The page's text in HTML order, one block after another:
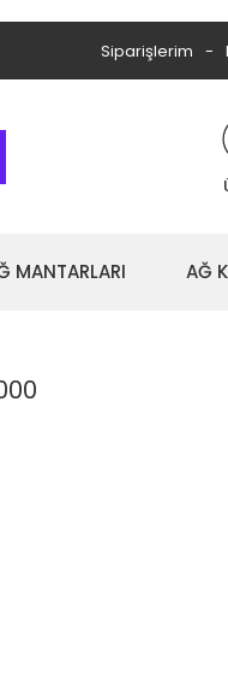
Siparişlerim
MANTARLARI AĞ